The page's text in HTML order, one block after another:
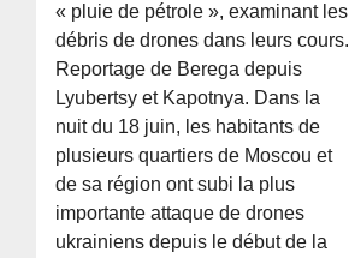
« pluie de pétrole », examinant les
débris de drones dans leurs cours.
Reportage de Berega depuis
Lyubertsy et Kapotnya. Dans la
nuit du 18 juin, les habitants de
plusieurs quartiers de Moscou et
de sa région ont subi la plus
importante attaque de drones
ukrainiens depuis le début de la